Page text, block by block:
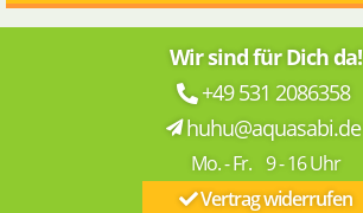
Wir sind für Dich da!
+49 531 2086358
huhu@aquasabi.de
Mo. - Fr. 9 - 16 Uhr
Vertrag widerrufen